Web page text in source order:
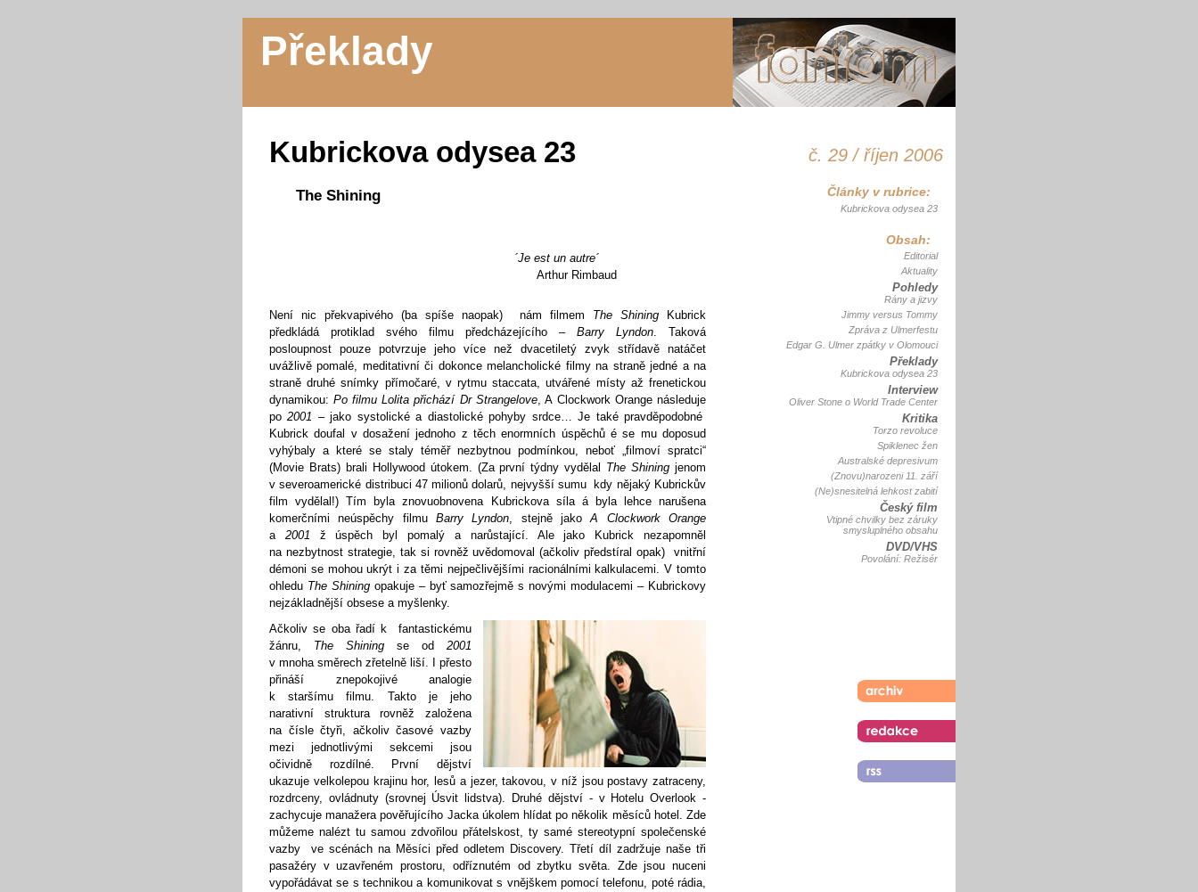
Překlady
Kubrickova odysea 23
The Shining
´Je est un autre´
Arthur Rimbaud
Není nic překvapivého (ba spíše naopak) nám filmem The ShiningKubrick
předkládá protiklad svého filmu předcházejícího – Barry Lyndon. Taková
posloupnost pouze potvrzuje jeho více než dvacetiletý zvyk střídavě natáčet
uvážlivě pomalé, meditativní či dokonce melancholické filmy na straně jedné a na
straně druhé snímky přímočaré, v rytmu staccata, utvářené místy až frenetickou
dynamikou:Po filmu Lolita přichází Dr Strangelove, A Clockwork Orange následuje
po2001 – jako systolické a diastolické pohyby srdce… Je také pravděpodobné
Kubrick doufal v dosažení jednoho z těch enormních úspěchů é se mu doposud
vyhýbaly a které se staly téměř nezbytnou podmínkou, neboť „filmoví spratci“
(Movie Brats) brali Hollywood útokem. (Za první týdny vydělal The Shining jenom
v severoamerické distribuci 47 milionů dolarů, nejvyšší sumu kdy nějaký Kubrickův
film vydělal!) Tím byla znovuobnovena Kubrickova síla á byla lehce narušena
komerčními neúspěchy filmu Barry Lyndon, stejně jakoA Clockwork Orange
a 2001 ž úspěch byl pomalý a narůstající. Ale jako Kubrick nezapomněl
na nezbytnost strategie, tak si rovněž uvědomoval (ačkoliv předstíral opak) vnitřní
démoni se mohou ukrýt i za těmi nejpečlivějšími racionálními kalkulacemi. V tomto
ohledu The Shiningopakuje – byť samozřejmě s novými modulacemi – Kubrickovy
nejzákladnější obsese a myšlenky.
Ačkoliv se oba řadí k fantastickému
žánru, The Shining se od 2001
v mnoha směrech zřetelně liší. I přesto
přináší znepokojivé analogie
k staršímu filmu. Takto je jeho
narativní struktura rovněž založena
na čísle čtyři, ačkoliv časové vazby
mezi jednotlivými sekcemi jsou
očividně rozdílné. První dějství
ukazuje velkolepou krajinu hor, lesů a jezer, takovou, v níž jsou postavy zatraceny,
rozdrceny, ovládnuty (srovnej Úsvit lidstva). Druhé dějství - v Hotelu Overlook -
zachycuje manažera pověřujícího Jacka úkolem hlídat po několik měsíců hotel. Zde
můžeme nalézt tu samou zdvořilou přátelskost, ty samé stereotypní společenské
vazby ve scénách na Měsíci před odletem Discovery. Třetí díl zadržuje naše tři
pasažéry v uzavřeném prostoru, odříznutém od zbytku světa. Zde jsou nuceni
vypořádávat se s technikou a komunikovat s vnějškem pomocí telefonu, poté rádia,
č. 29 / říjen 2006
Články v rubrice:
Kubrickova odysea 23
Obsah:
Editorial
Aktuality
Pohledy
Rány a jizvy
Jimmy versus Tommy
Zpráva z Ulmerfestu
Edgar G. Ulmer zpátky v Olomouci
Překlady
Kubrickova odysea 23
Interview
Oliver Stone o World Trade Center
Kritika
Torzo revoluce
Spiklenec žen
Australské depresivum
(Znovu)narozeni 11. září
(Ne)snesitelná lehkost zabití
Český film
Vtipné chvilky bez záruky
smysluplného obsahu
DVD/VHS
Povolání: Režisér